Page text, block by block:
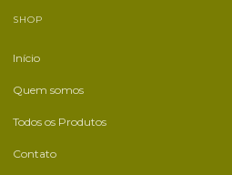
SHOP
Início
Quem somos
Todos os Produtos
Contato